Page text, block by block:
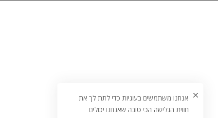
אנחנו משתמשים בעוגיות כדי לתת לך את
חווית הגלישה הכי טובה שאנחנו יכולים